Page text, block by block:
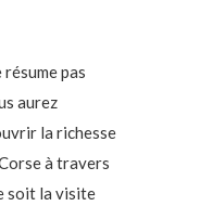
pas
aurez
la richesse
à travers
soit la visite